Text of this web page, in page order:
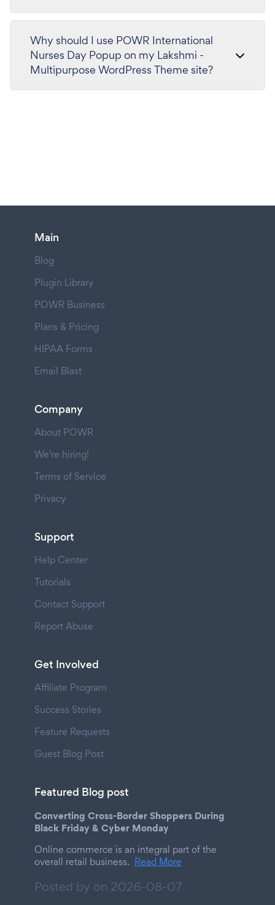
Why should I use POWR International
Nurses Day Popup on my Lakshmi -
Multipurpose WordPress Theme site?
Main
Blog
Plugin Library
POWR Business
Plans & Pricing
HIPAA Forms
Email Blast
Company
About POWR
We're hiring!
Terms of Service
Privacy
Support
Help Center
Tutorials
Contact Support
Report Abuse
Get Involved
Affiliate Program
Success Stories
Feature Requests
Guest Blog Post
Featured Blog post
Converting Cross-Border Shoppers During
Black Friday & Cyber Monday
Online commerce is an integral part of the
overall retail business. Read More
Posted by on 2026-08-07